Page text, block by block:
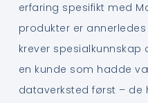
erfaring spesifikt med
produkter er
krever spesialkunnskap
en kunde som hadde
dataverksted først – de